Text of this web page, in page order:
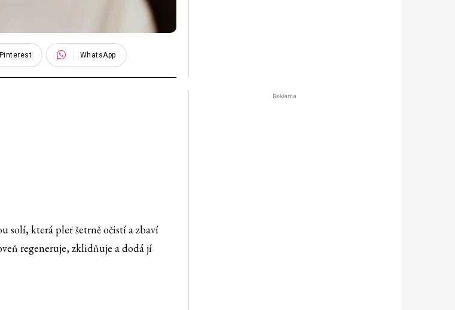
Pinterest WhatsApp
solí, která pleť šetrně očistí a zbaví
regeneruje, zklidňuje a dodá jí
Reklama